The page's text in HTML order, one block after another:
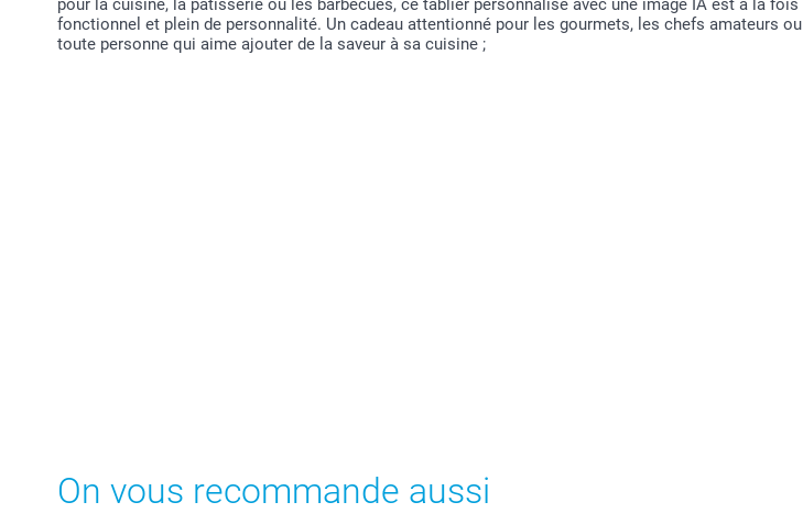
pour la cuisine, la pâtisserie ou les barbecues, ce tablier personnalisé avec une image IA est à la fois
fonctionnel et plein de personnalité. Un cadeau attentionné pour les gourmets, les chefs amateurs ou
toute personne qui aime ajouter de la saveur à sa cuisine ;
On vous recommande aussi